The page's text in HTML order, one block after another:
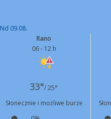
Nd 09.08.
Rano
06 - 12 h
33°/ 25°
Słonecznie i możliwe burze